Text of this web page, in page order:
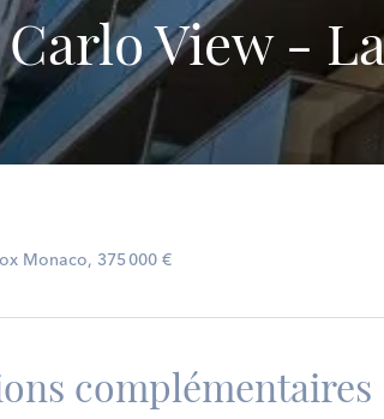
View -
Monaco, 375 000 €
complémentaires